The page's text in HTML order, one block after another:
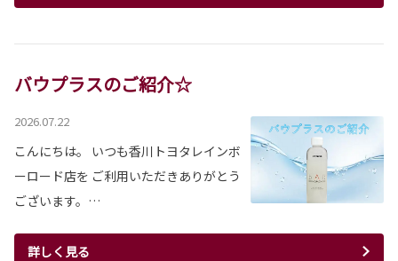
バウプラスのご紹介☆
2026.07.22
こんにちは。 いつも香川トヨタレインボ
ーロード店を ご利用いただきありがとう
ございます。…
詳しく見る